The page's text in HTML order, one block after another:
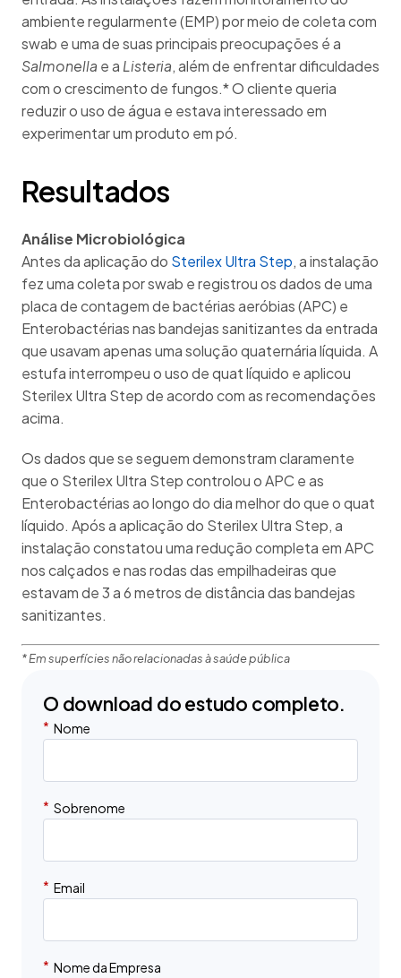
ambiente regularmente (EMP) por meio de coleta com
swab e uma de suas principais preocupações é a
Salmonella e a Listeria, além de enfrentar dificuldades
com o crescimento de fungos.* O cliente queria
reduzir o uso de água e estava interessado em
experimentar um produto em pó.
Resultados
Análise Microbiológica
Antes da aplicação do Sterilex Ultra Step, a instalação
fez uma coleta por swab e registrou os dados de uma
placa de contagem de bactérias aeróbias (APC) e
Enterobactérias nas bandejas sanitizantes da entrada
que usavam apenas uma solução quaternária líquida. A
estufa interrompeu o uso de quat líquido e aplicou
Sterilex Ultra Step de acordo com as recomendações
acima.
Os dados que se seguem demonstram claramente
que o Sterilex Ultra Step controlou o APC e as
Enterobactérias ao longo do dia melhor do que o quat
líquido. Após a aplicação do Sterilex Ultra Step, a
instalação constatou uma redução completa em APC
nos calçados e nas rodas das empilhadeiras que
estavam de 3 a 6 metros de distância das bandejas
sanitizantes.
* Em superfícies não relacionadas à saúde pública
O download do estudo completo.
* Nome
* Sobrenome
* Email
* Nome da Empresa